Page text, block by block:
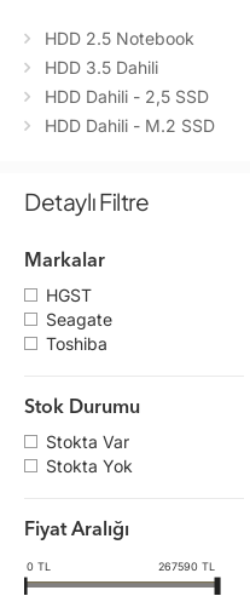
HDD 2.5 Notebook
HDD 3.5 Dahili
HDD Dahili - 2,5 SSD
HDD Dahili - M.2 SSD
Detaylı Filtre
Markalar
HGST
Seagate
Toshiba
Stok Durumu
Stokta Var
Stokta Yok
Fiyat Aralığı
0 TL 267590TL